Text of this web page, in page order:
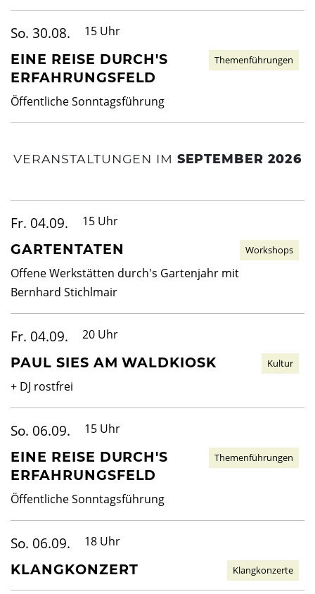
So. 30.08. 15 Uhr
EINE REISE DURCH'S
ERFAHRUNGSFELD
Öffentliche Sonntagsführung
Themenführungen
VERANSTALTUNGEN IM SEPTEMBER 2026
Fr. 04.09. 15 Uhr
GARTENTATEN
Offene Werkstätten durch's Gartenjahr mit
Bernhard Stichlmair
Workshops
Fr. 04.09. 20 Uhr
PAUL SIES AM WALDKIOSK
+ DJ rostfrei
Kultur
So. 06.09. 15 Uhr
EINE REISE DURCH'S
ERFAHRUNGSFELD
Öffentliche Sonntagsführung
Themenführungen
So. 06.09. 18 Uhr
KLANGKONZERT Klangkonzerte